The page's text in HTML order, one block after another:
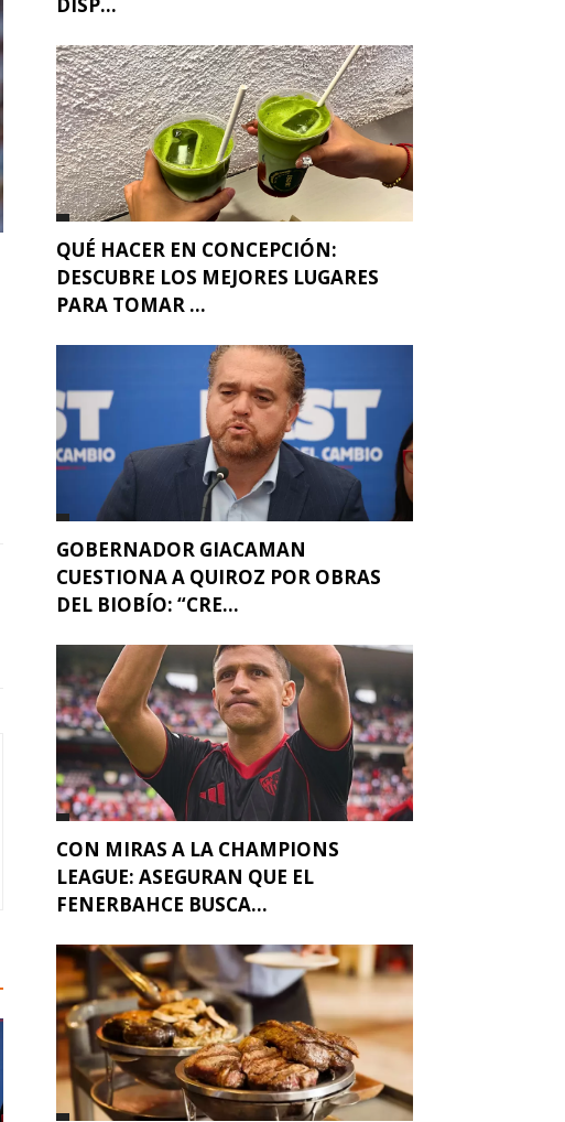
QUÉ HACER EN CONCEPCIÓN:
DESCUBRE LOS MEJORES LUGARES
PARA TOMAR ...
GOBERNADOR GIACAMAN
CUESTIONA A QUIROZ POR OBRAS
DEL BIOBÍO: “CRE...
CON MIRAS A LA CHAMPIONS
LEAGUE: ASEGURAN QUE EL
FENERBAHCE BUSCA...